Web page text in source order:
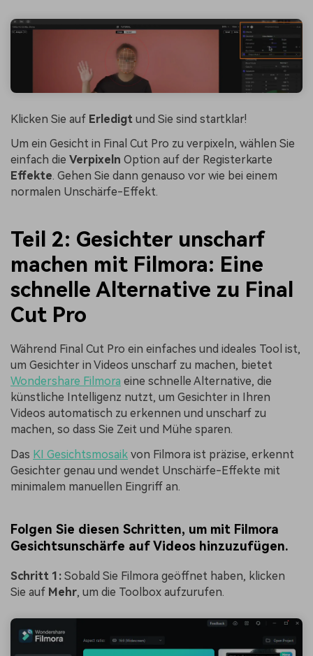
Klicken Sie auf Erledigt und Sie sind startklar!
Um ein Gesicht in Final Cut Pro zu verpixeln, wählen Sie
einfach die Verpixeln Option auf der Registerkarte
Effekte. Gehen Sie dann genauso vor wie bei einem
normalen Unschärfe-Effekt.
Teil 2: Gesichter unscharf
machen mit Filmora: Eine
schnelle Alternative zu Final
Cut Pro
Während Final Cut Pro ein einfaches und ideales Tool ist,
um Gesichter in Videos unscharf zu machen, bietet
Wondershare Filmora eine schnelle Alternative, die
künstliche Intelligenz nutzt, um Gesichter in Ihren
Videos automatisch zu erkennen und unscharf zu
machen, so dass Sie Zeit und Mühe sparen.
Das KI Gesichtsmosaik von Filmora ist präzise, erkennt
Gesichter genau und wendet Unschärfe-Effekte mit
minimalem manuellen Eingriff an.
Folgen Sie diesen Schritten, um mit Filmora
Gesichtsunschärfe auf Videos hinzuzufügen.
Schritt 1: Sobald Sie Filmora geöffnet haben, klicken
Sie auf Mehr, um die Toolbox aufzurufen.